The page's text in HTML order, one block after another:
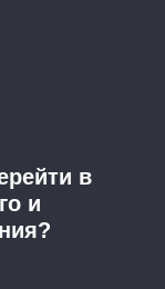
в
и